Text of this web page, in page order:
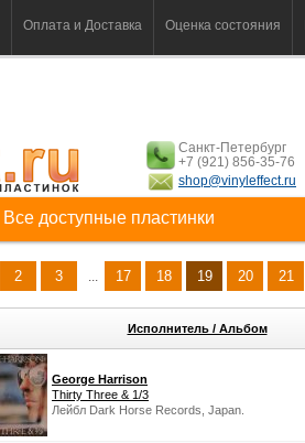
Оплата и Доставка Оценка состояния
Санкт-Петербург
+7 (921) 856-35-76
shop@vinyleffect.ru
Все доступные пластинки
2 3 ... 17 18 19 20 21
Исполнитель / Альбом
George Harrison
Thirty Three & 1/3
Лейбл Dark Horse Records, Japan.